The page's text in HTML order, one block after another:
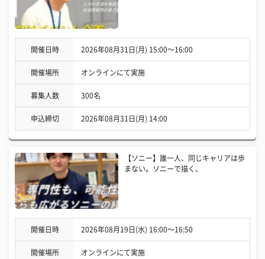
開催日時 2026年08月31日(月) 15:00〜16:00
開催場所 オンラインにて実施
募集人数 300名
申込締切 2026年08月31日(月) 14:00
【ソニー】誰一人、同じキャリアは歩
まない。ソニーで描く、
開催日時 2026年08月19日(水) 16:00〜16:50
開催場所 オンラインにて実施